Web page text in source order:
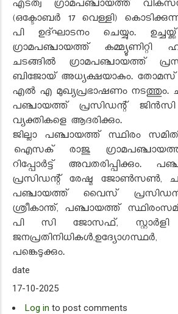
എടത്വ ഗ്രാമപഞ്ചായത്ത്
(ഒക്ടോബർ 17 വെള്ളി)
പി ഉദ്ഘാടനം ചെയ്യും.
ഗ്രാമപഞ്ചായത്ത് കമ്മ്യൂണിറ്റി
ചടങ്ങിൽ ഗ്രാമപഞ്ചായത്ത്
ബിജോയ് അധ്യക്ഷയാകും.
എൽ എ മുഖ്യപ്രഭാഷണം നടത്തും.
പഞ്ചായത്ത് പ്രസിഡന്റ് ജിൻസി
വ്യക്തികളെ ആദരിക്കും.
ജില്ലാ പഞ്ചായത്ത് സ്ഥിരം
ഐസക് രാജു
റിപ്പോർട്ട് അവതരിപ്പിക്കും.
പ്രസിഡന്റ് രേഷ്മ ജോൺസൺ,
പഞ്ചായത്ത് വൈസ്
ശ്രീകാന്ത്, പഞ്ചായത്ത്
പി സി ജോസഫ്,
പങ്കെടുക്കും.
date
17-10-2025
Log in to post comments